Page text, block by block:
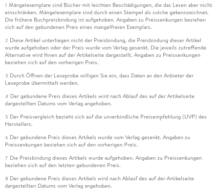
1 Mängelexemplare sind Bücher mit leichten Beschädigungen, die das Lesen aber nicht
einschränken. Mängelexemplare sind durch einen Stempel als solche gekennzeichnet.
Die frühere Buchpreisbindung ist aufgehoben. Angaben zu Preissenkungen beziehen
sich auf den gebundenen Preis eines mangelfreien Exemplars.
2 Diese Artikel unterliegen nicht der Preisbindung, die Preisbindung dieser Artikel
wurde aufgehoben oder der Preis wurde vom Verlag gesenkt. Die jeweils zutreffende
Alternative wird Ihnen auf der Artikelseite dargestellt. Angaben zu Preissenkungen
beziehen sich auf den vorherigen Preis.
3 Durch Öffnen der Leseprobe willigen Sie ein, dass Daten an den Anbieter der
Leseprobe übermittelt werden.
4 Der gebundene Preis dieses Artikels wird nach Ablauf des auf der Artikelseite
dargestellten Datums vom Verlag angehoben.
5 Der Preisvergleich bezieht sich auf die unverbindliche Preisempfehlung (UVP) des
Herstellers.
6 Der gebundene Preis dieses Artikels wurde vom Verlag gesenkt. Angaben zu
Preissenkungen beziehen sich auf den vorherigen Preis.
7 Die Preisbindung dieses Artikels wurde aufgehoben. Angaben zu Preissenkungen
beziehen sich auf den letzten gebundenen Preis.
8 Der gebundene Preis dieses Artikels wird nach Ablauf des auf der Artikelseite
dargestellten Datums vom Verlag angehoben.